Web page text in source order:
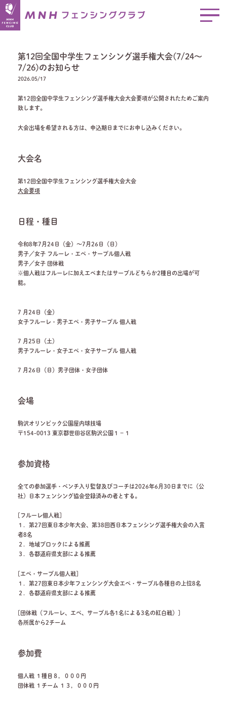
第12回全国中学生フェンシング選手権大会(7/24～
7/26)のお知らせ
2026.05/17
第12回全国中学生フェンシング選手権大会大会要項が公開されたためご案内
致します。
大会出場を希望される方は、申込期日までにお申し込みください。
大会名
第12回全国中学生フェンシング選手権大会大会
大会要項
日程・種目
令和8年7月24日（金）～7月26日（日）
男子／女子 フルーレ・エペ・サーブル個人戦
男子／女子 団体戦
※個人戦はフルーレに加えエペまたはサーブルどちらか2種目の出場が可
能。
7 月24日（金）
女子フルーレ・男子エペ・男子サーブル 個人戦
7 月25日（土）
男子フルーレ・女子エペ・女子サーブル 個人戦
7 月26日（日）男子団体・女子団体
会場
駒沢オリンピック公園屋内球技場
〒154-0013 東京都世田谷区駒沢公園１－１
参加資格
全ての参加選手・ベンチ入り監督及びコーチは2026年6月30日までに（公
社）日本フェンシング協会登録済みの者とする。
[フルーレ個人戦]
１．第27回東日本少年大会、第38回西日本フェンシング選手権大会の入賞
者8名
２．地域ブロックによる推薦
３．各都道府県支部による推薦
[エペ・サーブル個人戦]
１．第27回東日本少年フェンシング大会エペ・サーブル各種目の上位8名
２．各都道府県支部による推薦
[団体戦（フルーレ、エペ、サーブル各1名による3名の紅白戦）]
各所属から2チーム
参加費
個人戦 １種目８，０００円
団体戦 １チーム １３，０００円